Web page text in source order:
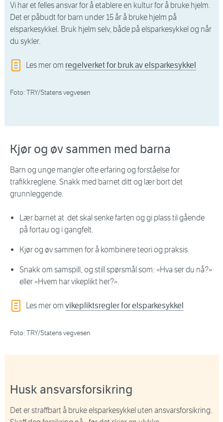
Vi har et felles ansvar for å etablere en kultur for å bruke hjelm.
Det er påbudt for barn under 15 år å bruke hjelm på
elsparkesykkel. Bruk hjelm selv, både på elsparkesykkel og når
du sykler.
Les mer om regelverket for bruk av elsparkesykkel
Foto: TRY/Statens vegvesen
Kjør og øv sammen med barna
Barn og unge mangler ofte erfaring og forståelse for
trafikkreglene. Snakk med barnet ditt og lær bort det
grunnleggende.
Lær barnet at det skal senke farten og gi plass til gående
på fortau og i gangfelt.
Kjør og øv sammen for å kombinere teori og praksis.
Snakk om samspill, og still spørsmål som: «Hva ser du nå?»
eller «Hvem har vikeplikt her?».
Les mer om vikepliktsregler for elsparkesykkel
Foto: TRY/Statens vegvesen
Husk ansvarsforsikring
Det er straffbart å bruke elsparkesykkel uten ansvarsforsikring.